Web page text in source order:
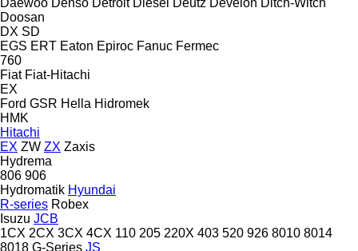
Doosan
DX SD
EGS ERT Eaton Epiroc Fanuc Fermec
760
Fiat Fiat-Hitachi
EX
Ford GSR Hella Hidromek
HMK
Hitachi
EX ZW ZX Zaxis
Hydrema
806 906
Hydromatik Hyundai
R-series Robex
Isuzu JCB
1CX 2CX 3CX 4CX 110 205 220X 403 520 926 8010 8014
8018 G-Series JS